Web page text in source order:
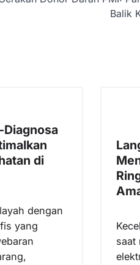
Balik
Diagnosa
di
dengan
yang
saat